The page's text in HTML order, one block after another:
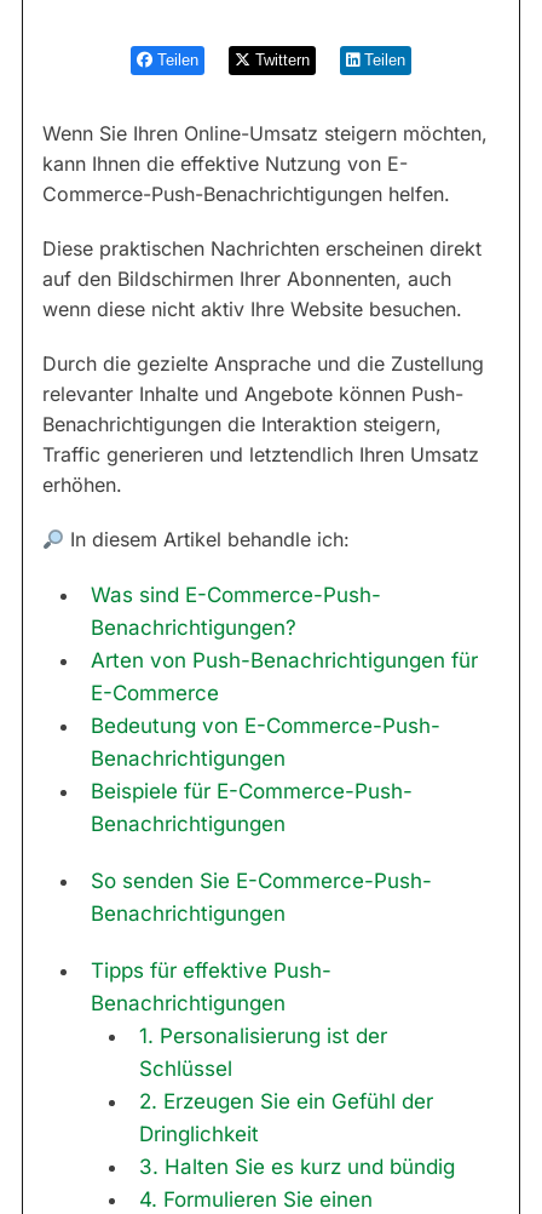
Teilen Twittern Teilen
Wenn Sie Ihren Online-Umsatz steigern möchten,
kann Ihnen die effektive Nutzung von E-
Commerce-Push-Benachrichtigungen helfen.
Diese praktischen Nachrichten erscheinen direkt
auf den Bildschirmen Ihrer Abonnenten, auch
wenn diese nicht aktiv Ihre Website besuchen.
Durch die gezielte Ansprache und die Zustellung
relevanter Inhalte und Angebote können Push-
Benachrichtigungen die Interaktion steigern,
Traffic generieren und letztendlich Ihren Umsatz
erhöhen.
In diesem Artikel behandle ich:
Was sind E-Commerce-Push-
Benachrichtigungen?
Arten von Push-Benachrichtigungen für
E-Commerce
Bedeutung von E-Commerce-Push-
Benachrichtigungen
Beispiele für E-Commerce-Push-
Benachrichtigungen
So senden Sie E-Commerce-Push-
Benachrichtigungen
Tipps für effektive Push-
Benachrichtigungen
1. Personalisierung ist der
Schlüssel
2. Erzeugen Sie ein Gefühl der
Dringlichkeit
3. Halten Sie es kurz und bündig
4. Formulieren Sie einen